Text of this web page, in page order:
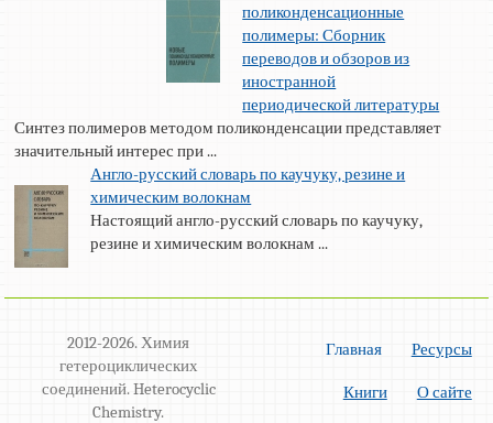
поликонденсационные
полимеры: Сборник
переводов и обзоров из
иностранной
периодической литературы
Синтез полимеров методом поликонденсации представляет
значительный интерес при ...
Англо-русский словарь по каучуку, резине и
химическим волокнам
Настоящий англо-русский словарь по каучуку,
резине и химическим волокнам ...
2012-2026. Химия
гетероциклических
соединений. Heterocyclic
Chemistry.
Главная Ресурсы
Книги О сайте